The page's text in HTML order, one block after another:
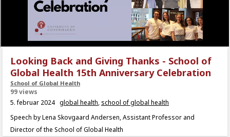
Looking Back and Giving Thanks - School of
Global Health 15th Anniversary Celebration
School of Global Health
99 views
5. februar 2024 global health, school of global health
Speech by Lena Skovgaard Andersen, Assistant Professor and
Director of the School of Global Health